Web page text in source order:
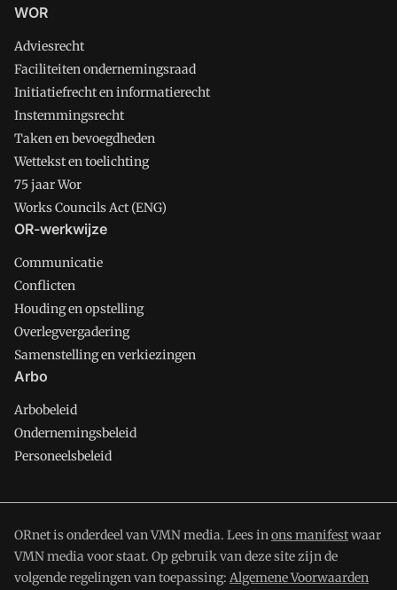
WOR
Adviesrecht
Faciliteiten ondernemingsraad
Initiatiefrecht en informatierecht
Instemmingsrecht
Taken en bevoegdheden
Wettekst en toelichting
75 jaar Wor
Works Councils Act (ENG)
OR-werkwijze
Communicatie
Conflicten
Houding en opstelling
Overlegvergadering
Samenstelling en verkiezingen
Arbo
Arbobeleid
Ondernemingsbeleid
Personeelsbeleid
ORnet is onderdeel van VMN media. Lees inons manifestwaar
VMN media voor staat. Op gebruik van deze site zijn de
volgende regelingen van toepassing: Algemene Voorwaarden